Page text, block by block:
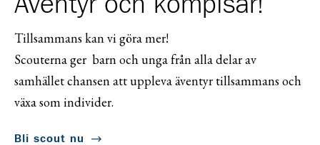
Tillsammans kan vi göra mer!
Scouterna ger barn och unga från alla delar av
samhället chansen att uppleva äventyr tillsammans och
växa som individer.
Bli scout nu